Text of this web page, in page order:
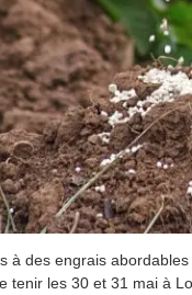
à des engrais
tenir les 30 et 31 mai à